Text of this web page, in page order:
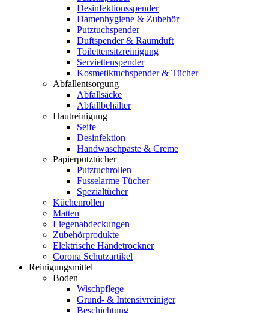
Desinfektionsspender
Damenhygiene & Zubehör
Putztuchspender
Duftspender & Raumduft
Toilettensitzreinigung
Serviettenspender
Kosmetiktuchspender & Tücher
Abfallentsorgung
Abfallsäcke
Abfallbehälter
Hautreinigung
Seife
Desinfektion
Handwaschpaste & Creme
Papierputztücher
Putztuchrollen
Fusselarme Tücher
Spezialtücher
Küchenrollen
Matten
Liegenabdeckungen
Zubehörprodukte
Elektrische Händetrockner
Corona Schutzartikel
Reinigungsmittel
Boden
Wischpflege
Grund- & Intensivreiniger
Beschichtung